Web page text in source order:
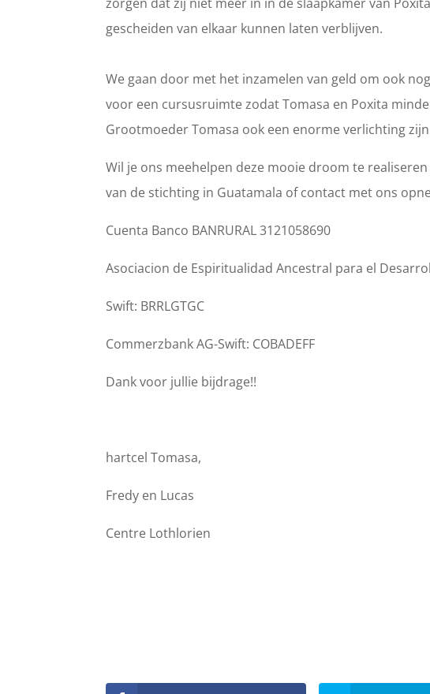
gescheiden van elkaar kunnen laten verblijven.
We gaan door met het inzamelen van geld om ook
voor een cursusruimte zodat Tomasa en Poxita
Grootmoeder Tomasa ook een enorme verlichting
Wil je ons meehelpen deze mooie droom te
van de stichting in Guatamala of contact met ons
Cuenta Banco BANRURAL 3121058690
Asociacion de Espiritualidad Ancestral para el
Swift: BRRLGTGC
Commerzbank AG-Swift: COBADEFF
Dank voor jullie bijdrage!!
hartcel Tomasa,
Fredy en Lucas
Centre Lothlorien